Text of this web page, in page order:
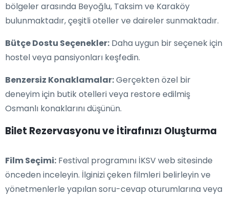
bölgeler arasında Beyoğlu, Taksim ve Karaköy
bulunmaktadır, çeşitli oteller ve daireler sunmaktadır.
Bütçe Dostu Seçenekler: Daha uygun bir seçenek için
hostel veya pansiyonları keşfedin.
Benzersiz Konaklamalar:Gerçekten özel bir
deneyim için butik otelleri veya restore edilmiş
Osmanlı konaklarını düşünün.
Bilet Rezervasyonu ve İtirafınızı Oluşturma
Film Seçimi: Festival programını İKSV web sitesinde
önceden inceleyin. İlginizi çeken filmleri belirleyin ve
yönetmenlerle yapılan soru-cevap oturumlarına veya